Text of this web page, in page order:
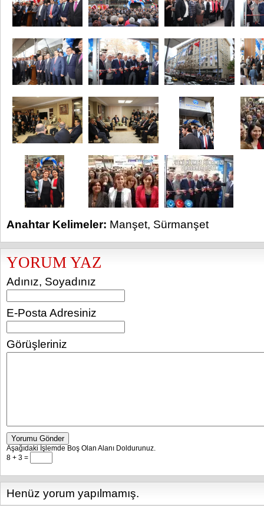
Anahtar Kelimeler: Manşet, Sürmanşet
YORUM YAZ
Adınız, Soyadınız
E-Posta Adresiniz
Görüşleriniz
Yorumu Gönder
Aşağıdaki İşlemde Boş Olan Alanı Doldurunuz.
8 + 3 =
Henüz yorum yapılmamış.